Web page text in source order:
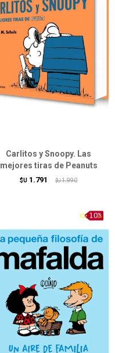
Carlitos y Snoopy. Las
mejores tiras de Peanuts
$U 1.791 $U 1.990